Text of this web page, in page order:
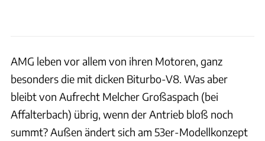
AMG leben vor allem von ihren Motoren, ganz
besonders die mit dicken Biturbo-V8. Was aber
bleibt von Aufrecht Melcher Großaspach (bei
Affalterbach) übrig, wenn der Antrieb bloß noch
summt? Außen ändert sich am 53er-Modellkonzept